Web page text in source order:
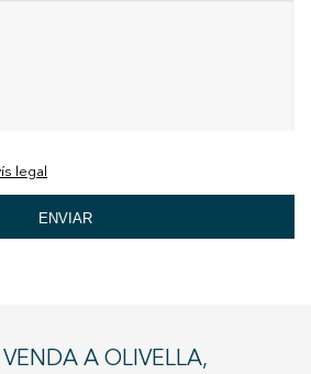
legal
ENVIAR
A OLIVELLA,